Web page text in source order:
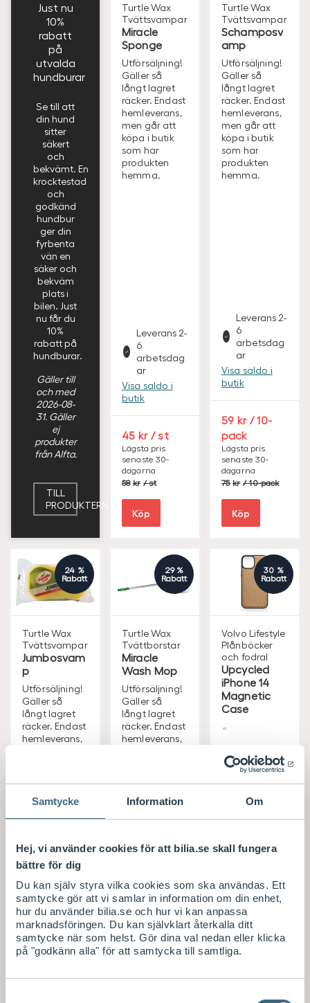
Samtycke Information Om
Hej, vi använder cookies för att bilia.se skall fungera
bättre för dig
Du kan själv styra vilka cookies som ska användas. Ett
samtycke gör att vi samlar in information om din enhet,
hur du använder bilia.se och hur vi kan anpassa
marknadsföringen. Du kan självklart återkalla ditt
samtycke när som helst. Gör dina val nedan eller klicka
på "godkänn alla" för att samtycka till samtliga.
Just nu
10%
rabatt
på
utvalda
hundburar
Se till att
din hund
sitter
säkert
och
bekvämt. En
krocktestad
och
godkänd
hundbur
ger din
fyrbenta
vän en
säker och
bekväm
plats i
bilen. Just
nu får du
10%
rabatt på
hundburar.
Gäller till
och med
2026-08-
31. Gäller
ej
produkter
från Alfta.
TILL
PRODUKTERNA
Turtle Wax
Tvättsvampar
Miracle
Sponge
Utförsäljning!
Gäller så
långt lagret
räcker. Endast
hemleverans,
men går att
köpa i butik
som har
produkten
hemma.
Leverans 2-
6
arbetsdag
ar
Visa saldo i
butik
45 S
E
K
/ st
Lägsta pris
senaste 30-
dagarna
58 S
K
/ st
Köp
Turtle Wax
Tvättsvampar
Schamposv
amp
Utförsäljning!
Gäller så
långt lagret
räcker. Endast
hemleverans,
men går att
köpa i butik
som har
produkten
hemma.
Leverans 2-
6
arbetsdag
ar
Visa saldo i
butik
59 S
E
K
/ 10-
pack
Lägsta pris
senaste 30-
dagarna
75 S
K
/ 10-pack
Köp
24 %
Rabatt
Turtle Wax
Tvättsvampar
Jumbosvam
p
Utförsäljning!
Gäller så
långt lagret
räcker. Endast
hemleverans,
produkten
hemma.
Leverans 2-
arbetsdag
ar
Visa saldo i
butik
39 S
E
K
/ st
Lägsta pris
senaste 30-
dagarna
E
29 %
Rabatt
Turtle Wax
Tvättborstar
Miracle
Wash Mop
Utförsäljning!
Gäller så
långt lagret
räcker. Endast
hemleverans,
produkten
hemma.
Leverans 2-
arbetsdag
ar
butik
189 S
E
K
/ st
Lägsta pris
senaste 30-
dagarna
E
30 %
Rabatt
Volvo Lifestyle
Plånböcker
och fodral
Upcycled
iPhone 14
Magnetic
Case
Utförsäljning!
räcker!
Leverans 1-
arbetsdag
ar
butik
349S
E
Lägsta pris
senaste 30-
dagarna
E